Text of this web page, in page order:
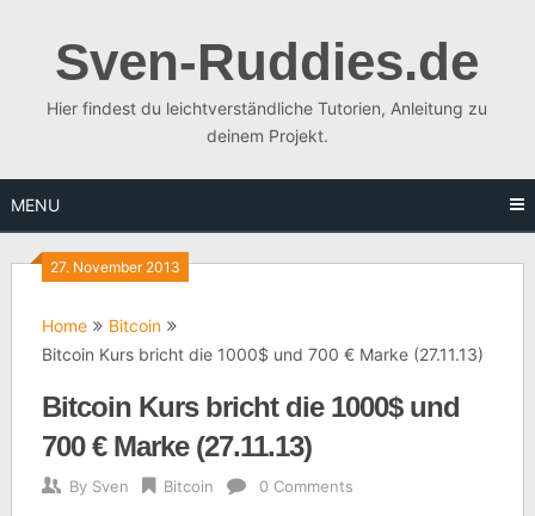
contentSven-Ruddies.de
Hier findest du leichtverständliche Tutorien, Anleitung zu
deinem Projekt.
MENU
27. November 2013
Home
Bitcoin
Bitcoin Kurs bricht die 1000$ und 700 € Marke (27.11.13)
Bitcoin Kurs bricht die 1000$ und
700 € Marke (27.11.13)
By Sven Bitcoin 0 Comments